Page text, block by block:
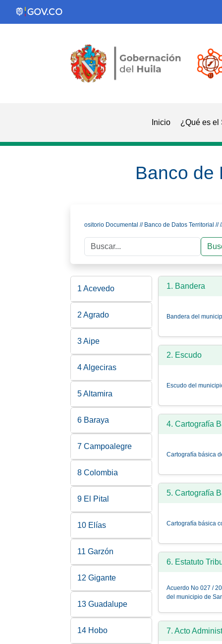
Inicio ¿Qué es el
Banco de
ositorio Documental // Banco de Datos Territorial //
Buscar
1 Acevedo
2 Agrado
3 Aipe
4 Algeciras
5 Altamira
6 Baraya
7 Campoalegre
8 Colombia
9 El Pital
10 Elías
11 Garzón
12 Gigante
13 Guadalupe
14 Hobo
1. Bandera
Bandera del
2. Escudo
Escudo del
4. Cartografía
Cartografía básica
5. Cartografía
Cartografía básica
6. Estatuto
Acuerdo No 027 /
del municipio de
7. Acto